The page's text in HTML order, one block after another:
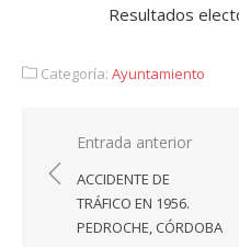
Resultados
Categoría: Ayuntamiento
Navegación
de
entradas
Entrada anterior
ACCIDENTE DE
TRÁFICO EN 1956.
PEDROCHE, CÓRDOBA